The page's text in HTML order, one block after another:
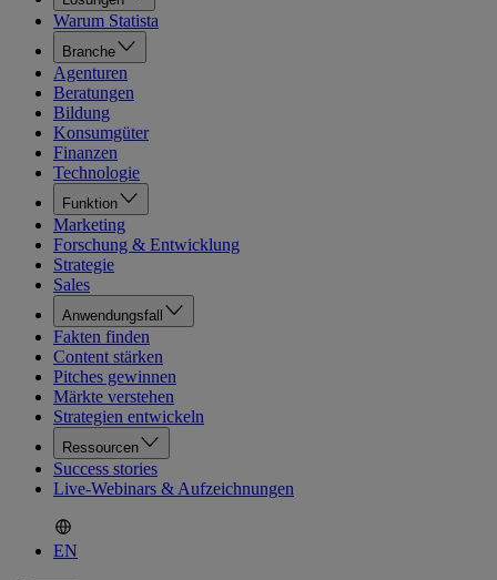
Warum Statista
Branche
Agenturen
Beratungen
Bildung
Konsumgüter
Finanzen
Technologie
Funktion
Marketing
Forschung & Entwicklung
Strategie
Sales
Anwendungsfall
Fakten finden
Content stärken
Pitches gewinnen
Märkte verstehen
Strategien entwickeln
Ressourcen
Success stories
Live-Webinars & Aufzeichnungen
EN